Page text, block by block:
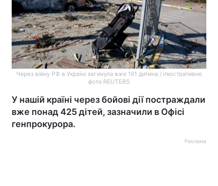
Через війну РФ в Україні загинула вже 161 дитина / ілюстративне
фото REUTERS
У нашій країні через бойові дії постраждали
вже понад 425 дітей, зазначили в Офісі
генпрокурора.
Реклама